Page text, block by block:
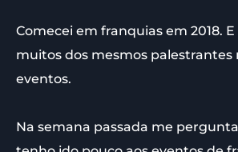
Comecei em franquias em 2018.
muitos dos mesmos palestrantes
eventos.
Na semana passada me